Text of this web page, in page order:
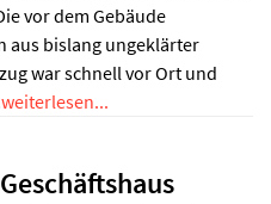
vor dem Gebäude
aus bislang ungeklärter
war schnell vor Ort und
weiterlesen...